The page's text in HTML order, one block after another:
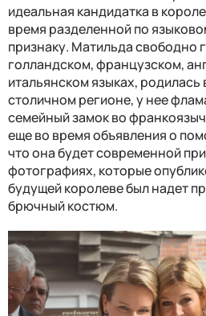
идеальная кандидатка в
время разделенной по
признаку. Матильда свободно
голландском, французском,
итальянском языках,
столичном регионе, у нее
семейный замок во
еще во время объявления о
что она будет современной
фотографиях, которые
будущей королеве был надет
брючный костюм.